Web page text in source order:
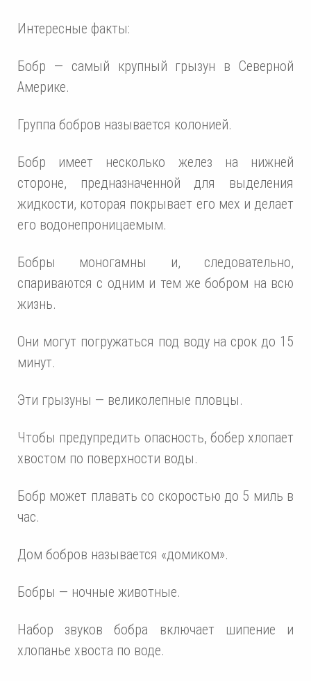
Интересные факты:
Бобр — самый крупный грызун в Северной
Америке.
Группа бобров называется колонией.
Бобр имеет несколько желез на нижней
стороне, предназначенной для выделения
жидкости, которая покрывает его мех и делает
его водонепроницаемым.
Бобры моногамны и, следовательно,
спариваются с одним и тем же бобром на всю
жизнь.
Они могут погружаться под воду на срок до 15
минут.
Эти грызуны — великолепные пловцы.
Чтобы предупредить опасность, бобер хлопает
хвостом по поверхности воды.
Бобр может плавать со скоростью до 5 миль в
час.
Дом бобров называется «домиком».
Бобры — ночные животные.
Набор звуков бобра включает шипение и
хлопанье хвоста по воде.